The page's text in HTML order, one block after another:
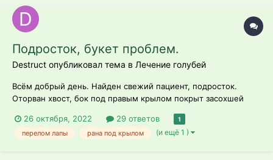
Подросток, букет проблем.
Destruct опубликовал тема в Лечение голубей
Всём добрый день. Найден свежий пациент, подросток.
Оторван хвост, бок под правым крылом покрыт засохшей
крови. Сама рана, предположительно, небольшая и
расположена на внутренней стороне крыла. Гнилого запаха
26 октября, 2022 29 ответов 1
перелом лапы рана под крылом (и ещё 1 )